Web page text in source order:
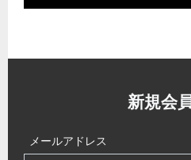
新規会
メールアドレス